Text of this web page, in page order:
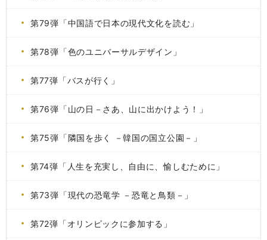
第79弾「中国語で日本の現代文化を読む」
第78弾「色のユニバーサルデザイン」
第77弾「バスが行く」
第76弾「山の日－さあ、山に出かけよう！」
第75弾「隣国を歩く －韓国の国立公園－」
第74弾「人生を充実し、自由に、愉しむために」
第73弾「現代の恐竜学 －恐竜と鳥類－」
第72弾「オリンピックに参加する」